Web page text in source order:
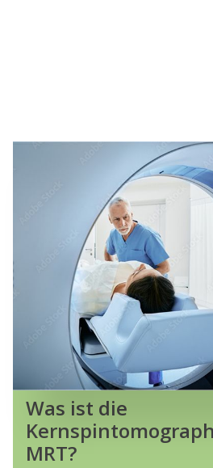
Was ist die
MRT?